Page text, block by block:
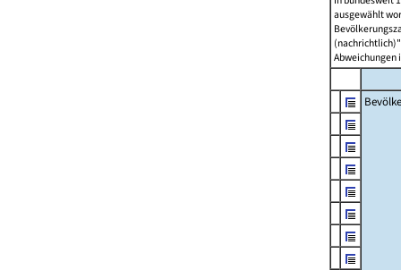
ausgewählt
Abweichungen